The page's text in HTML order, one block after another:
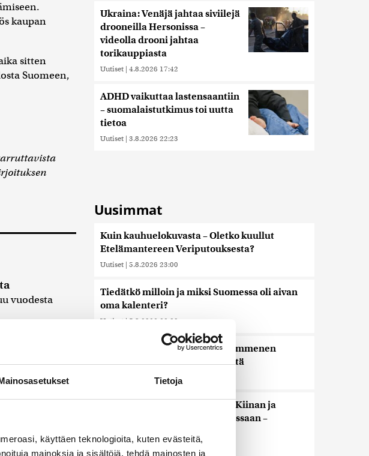
Tietoja
käyttäen teknologioita, kuten evästeitä,
mainoksia ja sisältöjä, tehdä mainosten ja
kaupan
sitten
Suomeen,
vuodesta
mikä
Ukraina: Venäjä jahtaa siviilejä
drooneilla Hersonissa –
videolla drooni jahtaa
torikauppiasta
Uutiset | 4.8.2026 17:42
ADHD vaikuttaa lastensaantiin
– suomalaistutkimus toi uutta
tietoa
Uutiset | 3.8.2026 22:23
Uusimmat
Kuin kauhuelokuvasta – Oletko kuullut
Etelämantereen Veriputouksesta?
Uutiset | 5.8.2026 23:00
Tiedätkö milloin ja miksi Suomessa oli aivan
oma kalenteri?
Uutiset | 5.8.2026 22:30
Murska-arvio: Nato on vuosikymmenen
jäljessä Venäjän suorituskyvystä
5.8.2026 22:15
Reuters: FBI aloitti yhteistyön Kiinan ja
Venäjän kanssa, kriitikot huolissaan –
Uutiset